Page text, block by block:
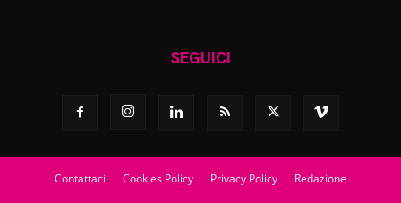
SEGUICI
Contattaci Cookies Policy Privacy Policy Redazione